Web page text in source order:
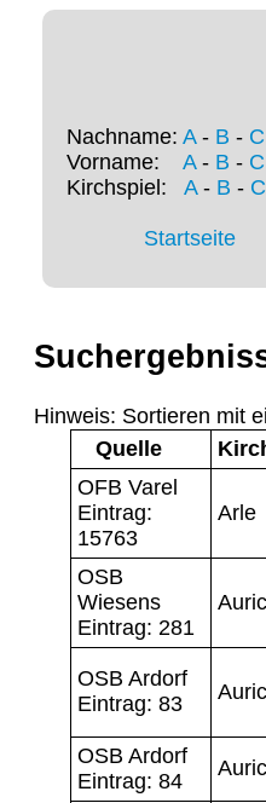
Nachname: A- B - C
Vorname: A- B - C
Kirchspiel: A- B - C
Startseite
Hinweis: Sortieren mit
Quelle
OFB Varel
Eintrag:
15763
Arle
OSB
Wiesens
Eintrag: 281
OSB Ardorf
Eintrag: 83
OSB Ardorf
Eintrag: 84